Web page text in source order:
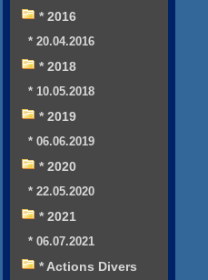
* 2016
* 20.04.2016
* 2018
* 10.05.2018
* 2019
* 06.06.2019
* 2020
* 22.05.2020
* 2021
* 06.07.2021
* Actions Divers